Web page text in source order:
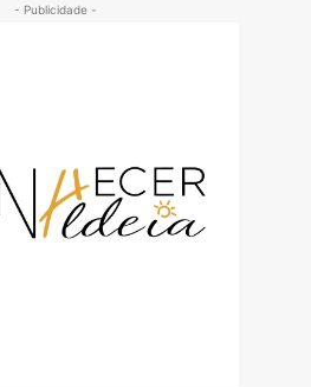
- Publicidade -